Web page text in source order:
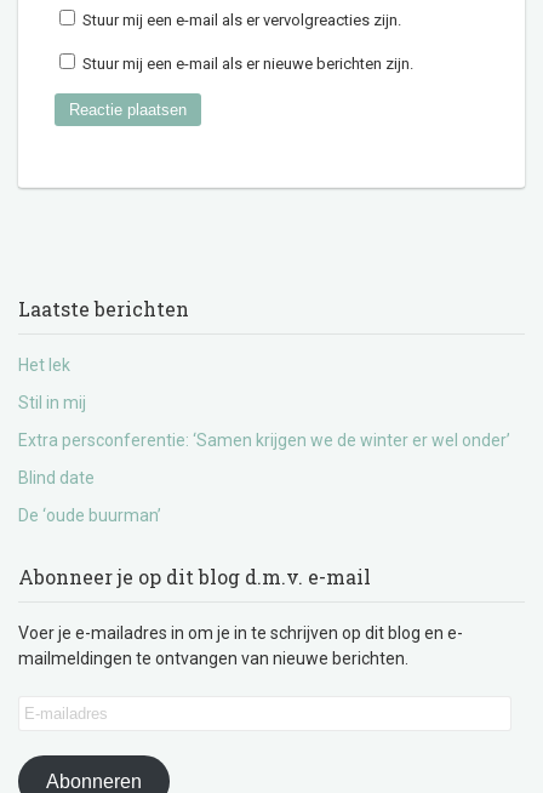
Stuur mij een e-mail als er vervolgreacties zijn.
Stuur mij een e-mail als er nieuwe berichten zijn.
Laatste berichten
Het lek
Stil in mij
Extra persconferentie: ‘Samen krijgen we de winter er wel onder’
Blind date
De ‘oude buurman’
Abonneer je op dit blog d.m.v. e-mail
Voer je e-mailadres in om je in te schrijven op dit blog en e-
mailmeldingen te ontvangen van nieuwe berichten.
E-
Abonneren